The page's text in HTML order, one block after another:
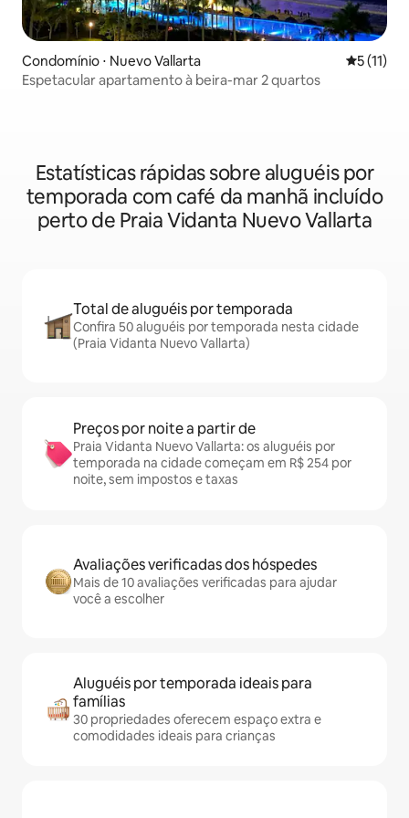
Condomínio ⋅ Nuevo Vallarta 5 de uma
5 (11)
Espetacular apartamento à beira-mar 2 quartos
Estatísticas rápidas sobre aluguéis por
temporada com café da manhã incluído
perto de Praia Vidanta Nuevo Vallarta
Total de aluguéis por temporada
Confira 50 aluguéis por temporada nesta cidade
(Praia Vidanta Nuevo Vallarta)
Preços por noite a partir de
Praia Vidanta Nuevo Vallarta: os aluguéis por
temporada na cidade começam em R$ 254 por
noite, sem impostos e taxas
Avaliações verificadas dos hóspedes
Mais de 10 avaliações verificadas para ajudar
você a escolher
Aluguéis por temporada ideais para
famílias
30 propriedades oferecem espaço extra e
comodidades ideais para crianças